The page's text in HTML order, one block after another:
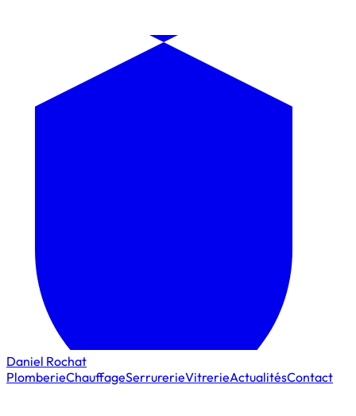
Daniel Rochat
PlomberieChauffageSerrurerieVitrerieActualitésContact